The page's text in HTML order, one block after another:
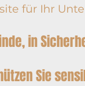
für Ihr
in
Sie